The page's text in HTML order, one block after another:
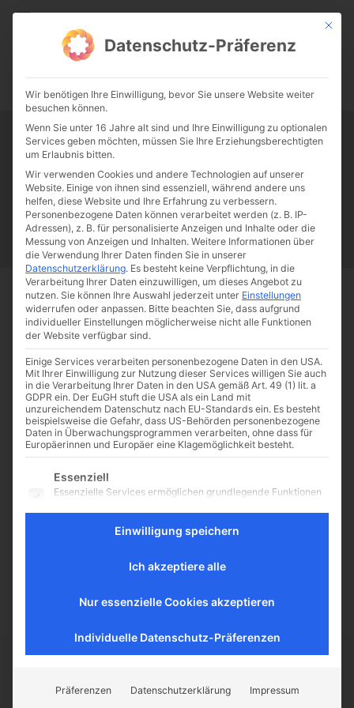
CATHWALK.DE
0:00 -:--
Tag:Tempelberg
Papst Franziskus Ehe Sex Liebe Familie
Katholizismus
Franziskus
50 Jahre Humanae vitae Katholische Kirche
Don Camillo würde sein
Kreuz auf dem
Tempelberg tragen!
In Guareschis Werk und den
Verfilmungen von „Don Camillo
Holzkreuz mit dem Heiland eine
Start Schlagworte Tempelberg
CATHWALK.DE
Mit
Datenschutz-Präferenz
Wir benötigen Ihre Einwilligung, bevor Sie unsere Website weiter
besuchen können.
Wenn Sie unter 16 Jahre alt sind und Ihre Einwilligung zu optionalen
Services geben möchten, müssen Sie Ihre Erziehungsberechtigten
um Erlaubnis bitten.
Wir verwenden Cookies und andere Technologien auf unserer
Website. Einige von ihnen sind essenziell, während andere uns
helfen, diese Website und Ihre Erfahrung zu verbessern.
Personenbezogene Daten können verarbeitet werden (z. B. IP-
Adressen), z. B. für personalisierte Anzeigen und Inhalte oder die
Messung von Anzeigen und Inhalten. Weitere Informationen über
die Verwendung Ihrer Daten finden Sie in unserer
Datenschutzerklärung. Es besteht keine Verpflichtung, in die
Verarbeitung Ihrer Daten einzuwilligen, um dieses Angebot zu
nutzen. Sie können Ihre Auswahl jederzeit unter Einstellungen
widerrufen oder anpassen. Bitte beachten Sie, dass aufgrund
individueller Einstellungen möglicherweise nicht alle Funktionen
der Website verfügbar sind.
Einige Services verarbeiten personenbezogene Daten in den USA.
Mit Ihrer Einwilligung zur Nutzung dieser Services willigen Sie auch
in die Verarbeitung Ihrer Daten in den USA gemäß Art. 49 (1) lit. a
GDPR ein. Der EuGH stuft die USA als ein Land mit
unzureichendem Datenschutz nach EU-Standards ein. Es besteht
beispielsweise die Gefahr, dass US-Behörden personenbezogene
Daten in Überwachungsprogrammen verarbeiten, ohne dass für
Europäerinnen und Europäer eine Klagemöglichkeit besteht.
Es folgt eine Liste der Service-Gruppen, für die eine
Essenziell
Essenzielle Services ermöglichen grundlegende Funktionen
Aufschluss darüber geben, wie unsere Besucher mit unserer
Externe Medien
werden standardmäßig blockiert. Wenn externe Services
Einwilligung speichern
Ich akzeptiere alle
Nur essenzielle Cookies akzeptieren
Individuelle Datenschutz-Präferenzen
Präferenzen Datenschutzerklärung Impressum